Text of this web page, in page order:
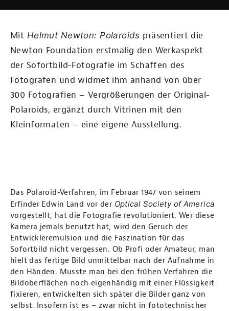
Mit Helmut Newton: Polaroids präsentiert die
Newton Foundation erstmalig den Werkaspekt
der Sofortbild-Fotografie im Schaffen des
Fotografen und widmet ihm anhand von über
300 Fotografien – Vergrößerungen der Original-
Polaroids, ergänzt durch Vitrinen mit den
Kleinformaten – eine eigene Ausstellung.
Das Polaroid-Verfahren, im Februar 1947 von seinem
Erfinder Edwin Land vor der Optical Society of America
vorgestellt, hat die Fotografie revolutioniert. Wer diese
Kamera jemals benutzt hat, wird den Geruch der
Entwickleremulsion und die Faszination für das
Sofortbild nicht vergessen. Ob Profi oder Amateur, man
hielt das fertige Bild unmittelbar nach der Aufnahme in
den Händen. Musste man bei den frühen Verfahren die
Bildoberflächen noch eigenhändig mit einer Flüssigkeit
fixieren, entwickelten sich später die Bilder ganz von
selbst. Insofern ist es – zwar nicht in fototechnischer